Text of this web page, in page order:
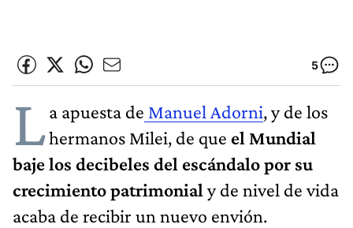
5
La apuesta de Manuel Adorni, y de los
hermanos Milei, de que el Mundial
baje los decibeles del escándalo por su
crecimiento patrimonial y de nivel de vida
acaba de recibir un nuevo envión.